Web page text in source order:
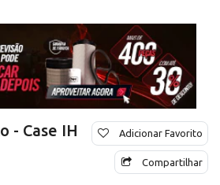
- Case IH Adicionar Favorito
Compartilhar